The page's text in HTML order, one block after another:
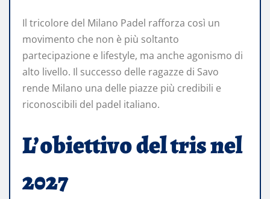
Il tricolore del Milano Padel rafforza così un
movimento che non è più soltanto
partecipazione e lifestyle, ma anche agonismo di
alto livello. Il successo delle ragazze di Savo
rende Milano una delle piazze più credibili e
riconoscibili del padel italiano.
L’obiettivo del tris nel
2027